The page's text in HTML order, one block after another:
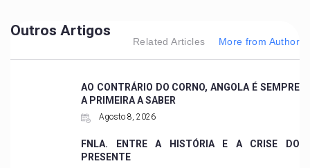
Outros Artigos
Related Articles More from Author
AO CONTRÁRIO DO CORNO, ANGOLA É SEMPRE
A PRIMEIRA A SABER
Agosto 8, 2026
FNLA. ENTRE A HISTÓRIA E A CRISE DO
PRESENTE